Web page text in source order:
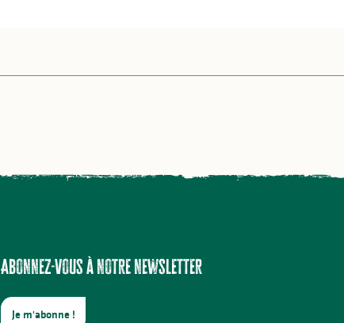
Abonnez-vous à notre newsletter
Je m'abonne !